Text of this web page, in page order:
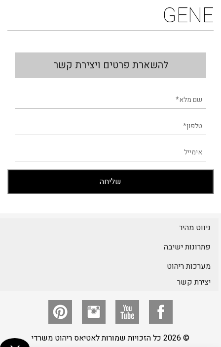
GENE
להשארת פרטים ויצירת קשר
ניווט מהיר
פתרונות ישיבה
מערכות ריהוט
יצירת קשר
© 2026 כל הזכויות שמורות לאטיאס ריהוט משרדי